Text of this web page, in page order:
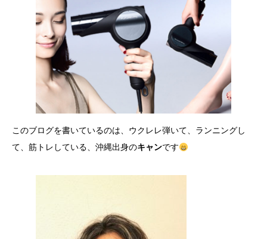
このブログを書いているのは、ウクレレ弾いて、ランニングし
て、筋トレしている、沖縄出身のキャンです